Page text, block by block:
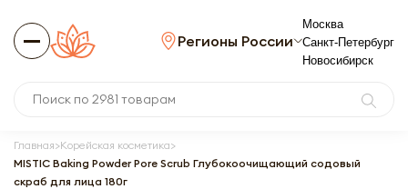
Регионы России
Москва
Санкт-Петербург
Новосибирск
Главная Корейская косметика
MISTIC Baking Powder Pore Scrub Глубокоочищающий содовый
скраб для лица 180г